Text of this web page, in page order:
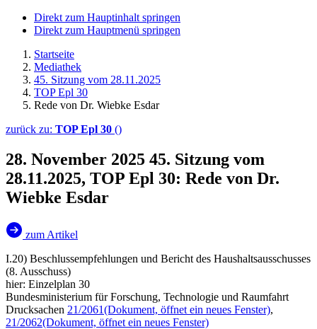
Direkt zum Hauptinhalt springen
Direkt zum Hauptmenü springen
Startseite
Mediathek
45. Sitzung vom 28.11.2025
TOP Epl 30
Rede von Dr. Wiebke Esdar
zurück zu: TOP Epl 30 ()
28. November 2025 45. Sitzung vom
28.11.2025, TOP Epl 30: Rede von Dr.
Wiebke Esdar
zum Artikel
I.20) Beschlussempfehlungen und Bericht des Haushaltsausschusses
(8. Ausschuss)
hier: Einzelplan 30
Bundesministerium für Forschung, Technologie und Raumfahrt
Drucksachen 21/2061(Dokument, öffnet ein neues Fenster),
21/2062(Dokument, öffnet ein neues Fenster)